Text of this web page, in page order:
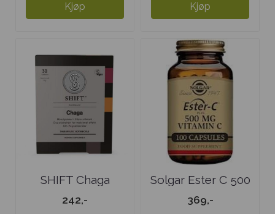
Kjøp Kjøp
SHIFT Chaga
242,-
Solgar Ester C 500
mg 100 ...
369,-